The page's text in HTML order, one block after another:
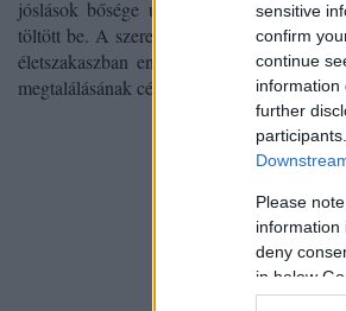
sensitive
confirm
continue
information
further
Please
information
deny
in below
jóslások bősége ugyanakkor arról
töltött be. A szerelmi tapasztalatok
életszakaszban engedett teret, akkor is
megtalálásának céljával.